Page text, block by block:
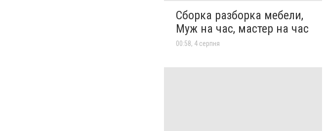
Сборка разборка мебели,
Муж на час, мастер на час
00:58, 4 серпня